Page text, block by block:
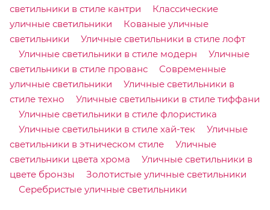
светильники в стиле кантри
Классические
уличные светильники
Кованые уличные
светильники
Уличные светильники в стиле лофт
Уличные светильники в стиле модерн
Уличные
светильники в стиле прованс
Современные
уличные светильники
Уличные светильники в
стиле техно
Уличные светильники в стиле тиффани
Уличные светильники в стиле флористика
Уличные светильники в стиле хай-тек
Уличные
светильники в этническом стиле
Уличные
светильники цвета хрома
Уличные светильники в
цвете бронзы
Золотистые уличные светильники
Серебристые уличные светильники